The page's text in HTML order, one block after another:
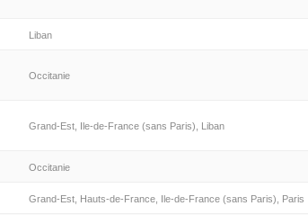
Liban
Occitanie
Grand-Est, Ile-de-France (sans Paris), Liban
Occitanie
Grand-Est, Hauts-de-France, Ile-de-France (sans Paris), Paris